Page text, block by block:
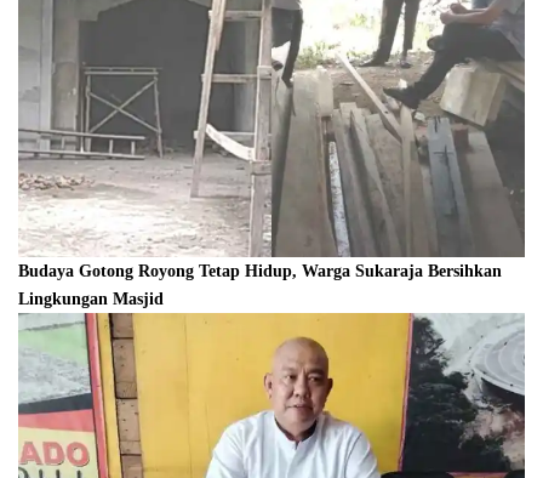
Budaya Gotong Royong Tetap Hidup, Warga Sukaraja Bersihkan
Lingkungan Masjid